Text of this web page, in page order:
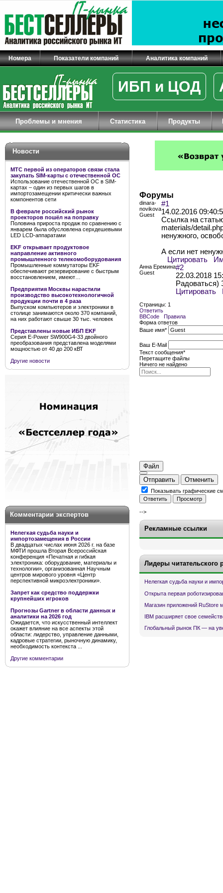
Номера Показатели компаний Аналитика компаний
ИБП и ЦОД
Проблемы и мнения Статистика Продукты
Новости
МТС первой из операторов связи стала
закупать SIM-карты с отечественной ОС
Использование отечественной ОС в SIM-
картах – один из первых шагов в
импортозамещении критически важных
компонентов сети
В феврале российский рынок
проекторов пошёл на поправку
Половина прироста продаж по сравнению с
январем была обусловлена серхдешевыми
LED LCD-аппаратами
EKF открывает продуктовое
направление активного
промышленного телекомоборудования
Промышленные коммутаторы EKF
обеспечивают резервирование с быстрым
восстановлением, имеют…
Предприятия Москвы нарастили
производство высокотехнологичной
продукции почти в 4 раза
Выпуском компьютеров и электроники в
столице занимаются около 370 компаний,
на них работают свыше 30 тыс. человек
Представлены новые ИБП EKF
Серия E-Power SW900G4-33 двойного
преобразования представлена моделями
мощностью от 40 до 200 кВТ
Другие новости
Комментарии экспертов
Нелегкая судьба науки и
импортозамещения в России
В двадцатых числах июня 2026 г. на базе
МФТИ прошла Вторая Всероссийская
конференция «Печатная и гибкая
электроника: оборудование, материалы и
технологии», организованная Научным
центров мирового уровня «Центр
перспективной микроэлектроники».
Запрет как средство поддержки
крупнейших игроков
Прогнозы Gartner в области данных и
аналитики на 2026 год
Ожидается, что искусственный интеллект
окажет влияние на все аспекты этой
области: лидерство, управление данными,
кадровые стратегии, рыночную динамику,
необходимость контекста ...
Другие комментарии
Форумы
dinara-
novikova
Guest
#1
14.02.2016
Ссылка на
materials/
ненужного,
А если нет
Цитировать
Анна Еремина
Guest
#2
22.03.2018
Радоваться)
Цитировать
Страницы: 1
Ответить
BBCode
Правила
Форма ответов
Ваше имя*
Ваш E-Mail
Текст сообщения*
Перетащите файлы
Ничего не найдено
Файл
Отправить
Отменить
Показывать графические
-->
Рекламные ссылки
Лидеры читательского
Нелегкая судьба науки и
Открыта первая
Магазин приложений RuStore
IBM расширяет свое
Глобальный рынок ПК — на